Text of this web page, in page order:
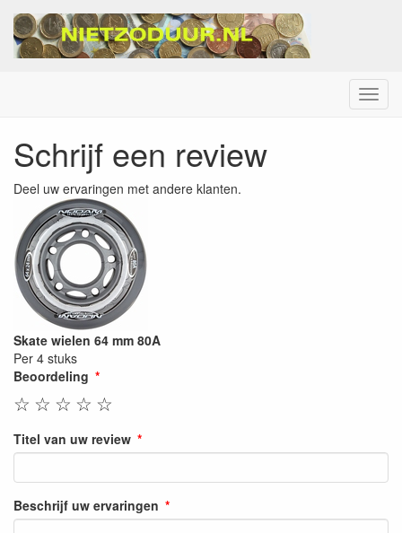
Menu
Schrijf een review
Deel uw ervaringen met andere klanten.
Skate wielen 64 mm 80A
Per 4 stuks
Beoordeling
☆
☆
☆
☆
☆
Titel van uw review
Beschrijf uw ervaringen